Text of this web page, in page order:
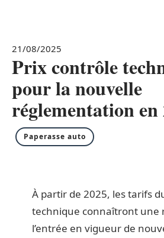
21/08/2025
Prix contrôle
pour la nouvelle
réglementation en
Paperasse auto
À partir de 2025, les tarifs
technique connaîtront une
l’entrée en vigueur de